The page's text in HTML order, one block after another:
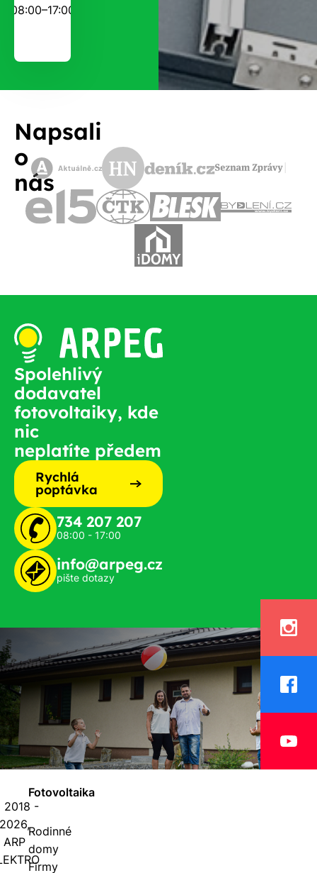
08:00–17:00
Napsali
o
nás
Spolehlivý
dodavatel
fotovoltaiky, kde
nic
neplatíte předem
Rychlá
poptávka
734 207 207
08:00 - 17:00
info@arpeg.cz
pište dotazy
Fotovoltaika
Rodinné
domy
Firmy
-
ARP